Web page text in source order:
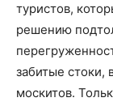
туристов,
решению
забитые стоки,
москитов.